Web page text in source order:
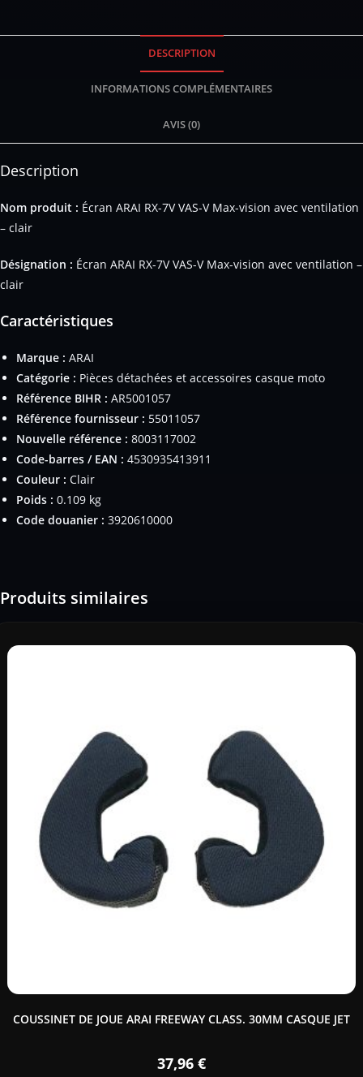
DESCRIPTION
INFORMATIONS COMPLÉMENTAIRES
AVIS (0)
Description
Nom produit : Écran ARAI RX-7V VAS-V Max-vision avec ventilation
– clair
Désignation : Écran ARAI RX-7V VAS-V Max-vision avec ventilation –
clair
Caractéristiques
Marque : ARAI
Catégorie : Pièces détachées et accessoires casque moto
Référence BIHR : AR5001057
Référence fournisseur : 55011057
Nouvelle référence : 8003117002
Code-barres / EAN : 4530935413911
Couleur : Clair
Poids : 0.109 kg
Code douanier : 3920610000
Produits similaires
COUSSINET DE JOUE ARAI FREEWAY CLASS. 30MM CASQUE JET
37,96 €